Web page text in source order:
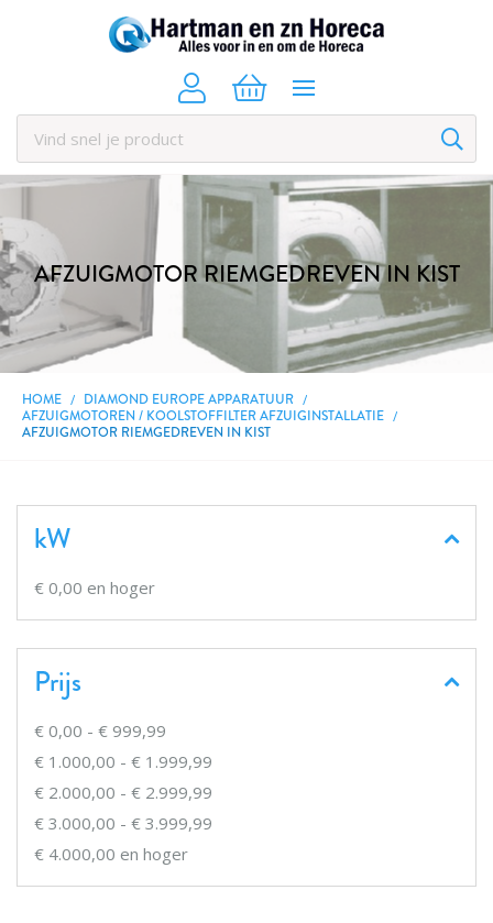
AFZUIGMOTOR RIEMGEDREVEN IN KIST
HOME
DIAMOND EUROPE APPARATUUR
AFZUIGMOTOREN / KOOLSTOFFILTER AFZUIGINSTALLATIE
AFZUIGMOTOR RIEMGEDREVEN IN KIST
kW
€ 0,00 en hoger
Prijs
€ 0,00 - € 999,99
€ 1.000,00 - € 1.999,99
€ 2.000,00 - € 2.999,99
€ 3.000,00 - € 3.999,99
€ 4.000,00 en hoger